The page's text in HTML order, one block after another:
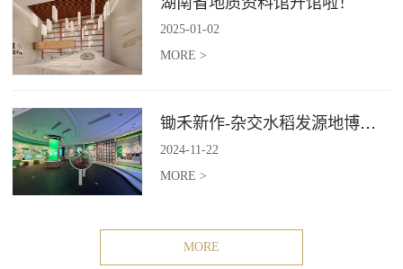
2025-01 -02
MORE >
锄禾新作-杂交水稻发源地博物苑，欢迎前去打卡体验
2024-11 -22
MORE >
MORE